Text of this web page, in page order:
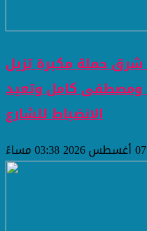
حملة مكبرة تزيل
ومصطفى كامل وتعيد
الانضباط للشارع